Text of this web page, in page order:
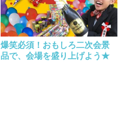
爆笑必須！おもしろ二次会景
品で、会場を盛り上げよう★